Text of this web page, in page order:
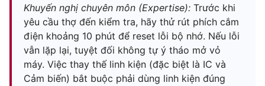
Khuyến nghị chuyên môn (Expertise): Trước khi
yêu cầu thợ đến kiểm tra, hãy thử rút phích cắm
điện khoảng 10 phút để reset lỗi bộ nhớ. Nếu lỗi
vẫn lặp lại, tuyệt đối không tự ý tháo mở vỏ
máy. Việc thay thế linh kiện (đặc biệt là IC và
Cảm biến) bắt buộc phải dùng linh kiện đúng